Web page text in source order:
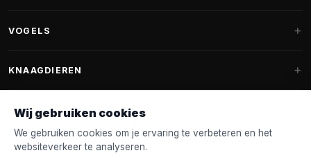
Fantail hondenmanden
Hondenspeelgoed
Halsband & Lijn
Krabpalen voor Maine Coon
VOGELS
Vogelvoer binnenvogels
Voederhuisjes
Nestkastjes & Nesting
KNAAGDIEREN
Knaagdierenvoer
Wij gebruiken cookies
We gebruiken cookies om je ervaring te verbeteren en het
websiteverkeer te analyseren.